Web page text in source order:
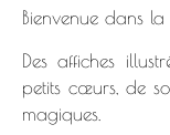
Bienvenue dans
Des affiches
petits cœurs, de
magiques.